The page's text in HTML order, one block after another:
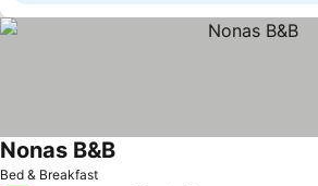
Bed & Breakfast
Nonas B&B